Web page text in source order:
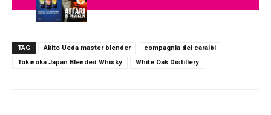
TAG Akito Ueda master blender
compagnia dei caraibi
Tokinoka Japan Blended Whisky
White Oak Distillery